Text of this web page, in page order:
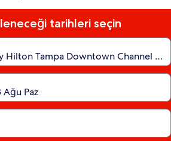
tarihleri seçin